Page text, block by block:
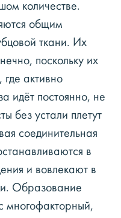
количестве.
общим
ткани. Их
поскольку их
активно
идёт постоянно, не
без устали плетут
соединительная
в
и вовлекают в
Образование
многофакторный,